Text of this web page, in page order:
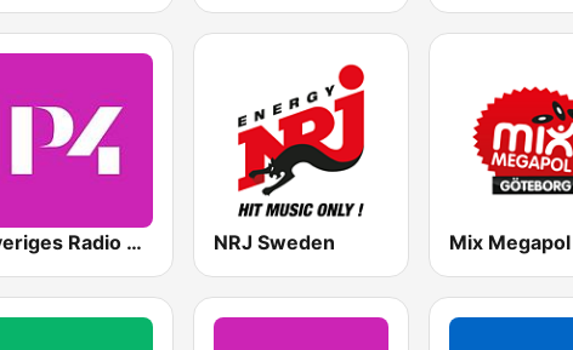
Sveriges Radio P4 Stockholm NRJ Sweden